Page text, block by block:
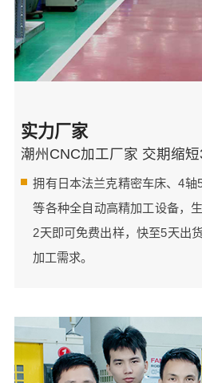
实力厂家
潮州CNC加工厂家 交期缩
拥有日本法兰克精密车床、4
等各种全自动高精加工设备，
2天即可免费出样，快至5天出
加工需求。